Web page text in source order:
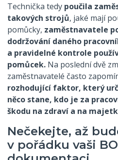
Technička tedy poučila
takových strojů, jaké mají
pomůcky, zaměstnavatele
dodržování daného
a pravidelné kontrole
pomůcek. Na poslední dvě
zaměstnavatelé často
rozhodující faktor, který
něco stane, kdo je za
škodu na zdraví a na
Nečekejte, až
v pořádku vaši